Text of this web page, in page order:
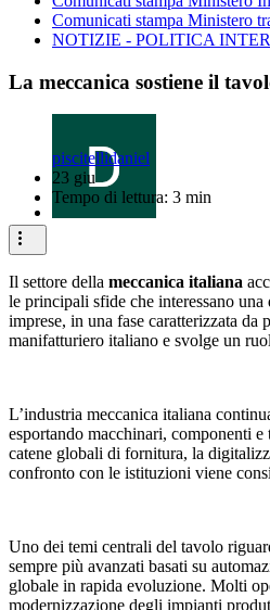
Comunicati stampa Ministero
NOTIZIE - POLITICA
La meccanica sostiene il
piscitellidaniel
23 giu
Tempo di lettura: 3 min
Il settore della meccanica italiana
le principali sfide che interessano
imprese, in una fase caratterizzata
manifatturiero italiano e svolge un
L’industria meccanica italiana
esportando macchinari, componenti
catene globali di fornitura, la
confronto con le istituzioni viene
Uno dei temi centrali del tavolo
sempre più avanzati basati su
globale in rapida evoluzione. Molti
modernizzazione degli impianti